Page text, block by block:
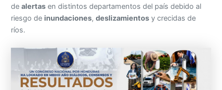
dealertas en distintos departamentos del país debido al
riesgo de inundaciones,deslizamientos y crecidas de
ríos.